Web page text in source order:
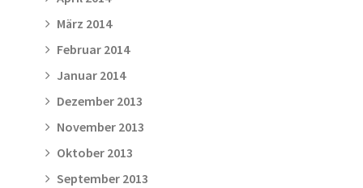
März 2014
Februar 2014
Januar 2014
Dezember 2013
November 2013
Oktober 2013
September 2013